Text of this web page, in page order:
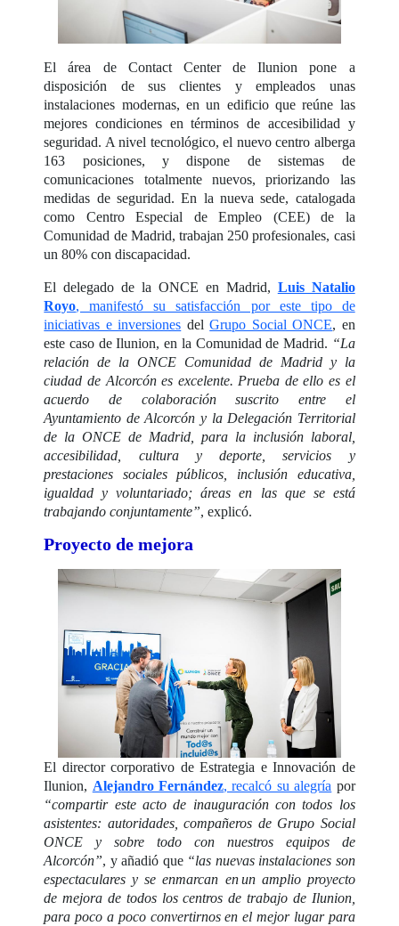
El área de Contact Center de Ilunion pone a
disposición de sus clientes y empleados unas
instalaciones modernas, en un edificio que reúne las
mejores condiciones en términos de accesibilidad y
seguridad. A nivel tecnológico, el nuevo centro alberga
163 posiciones, y dispone de sistemas de
comunicaciones totalmente nuevos, priorizando las
medidas de seguridad. En la nueva sede, catalogada
como Centro Especial de Empleo (CEE) de la
Comunidad de Madrid, trabajan 250 profesionales, casi
un 80% con discapacidad.
El delegado de la ONCE en Madrid, Luis Natalio
Royo, manifestó su satisfacción por este tipo de
iniciativas e inversiones delGrupo Social ONCE, en
este caso de Ilunion, en la Comunidad de Madrid. “La
relación de la ONCE Comunidad de Madrid y la
ciudad de Alcorcón es excelente. Prueba de ello es el
acuerdo de colaboración suscrito entre el
Ayuntamiento de Alcorcón y la Delegación Territorial
de la ONCE de Madrid, para la inclusión laboral,
accesibilidad, cultura y deporte, servicios y
prestaciones sociales públicos, inclusión educativa,
igualdad y voluntariado; áreas en las que se está
trabajando conjuntamente”, explicó.
Proyecto de mejora
El director corporativo de Estrategia e Innovación de
Ilunion, Alejandro Fernández, recalcó su alegría por
“compartir este acto de inauguración con todos los
asistentes: autoridades, compañeros de Grupo Social
ONCE y sobre todo con nuestros equipos de
Alcorcón”, y añadió que “las nuevas instalaciones son
espectaculares y se enmarcan en un amplio proyecto
de mejora de todos los centros de trabajo de Ilunion,
para poco a poco convertirnos en el mejor lugar para